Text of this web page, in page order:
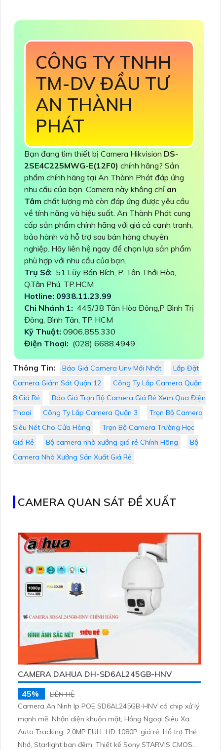
CÔNG TY TNHH
TM-DV ĐẦU TƯ
AN THÀNH
PHÁT
Bạn đang tìm thiết bị Camera Hikvision DS-
2SE4C225MWG-E(12F0) chính hãng? Sản
phẩm chính hãng tại An Thành Phát đáp ứng
nhu cầu của bạn. Camera này không chỉ an
Tâm chất lượng mà còn đáp ứng được yêu cầu
về tính năng và hiệu suất. An Thành Phát cung
cấp sản phẩm chính hãng với giá cả cạnh tranh,
bảo hành và hỗ trợ sau bán hàng chuyên
nghiệp. Hãy liên hệ ngay để chọn lựa sản phẩm
phù hợp với nhu cầu của bạn.
Trụ Sở: 51 Lũy Bán Bích, P. Tân Thới Hòa,
Q.Tân Phú, TP.HCM
Hotline: 0938.11.23.99
Chi Nhánh 1: 445/38 Tân Hòa Đông,P Bình Trị
Đông, Bình Tân, TP HCM
Kỹ Thuật: 0906.855.330
Điện Thoại: (028) 6688.4949
Thông Tin: Báo Giá Camera Unv Mới Nhất
Lắp Đặt
Camera Giám Sát Quận 12
Công Ty Lắp Camera Quận
8 Giá Rẻ
Báo Giá Trọn Bộ Camera Giá Rẻ Xem Qua Điện
Thoại
Công Ty Lắp Camera Quận 3
Trọn Bộ Camera
Siêu Nét Cho Cửa Hàng
Trọn Bộ Camera Trường Học
Giá Rẻ
Bộ camera nhà xưởng giá rẻ Chính Hãng
Bộ
Camera Nhà Xưởng Sản Xuất Giá Rẻ
CAMERA QUAN SÁT ĐỀ XUẤT
CAMERA DAHUA DH-SD6AL245GB-HNV
45%
LIÊN HỆ
Camera An Ninh Ip POE SD6AL245GB-HNV có chip xử lý
mạnh mẽ, Nhận diện khuôn mặt, Hồng Ngoại Siêu Xa
Auto Tracking, 2.0MP FULL HD 1080P, giá rẻ. Hổ trợ Thẻ
Nhớ, Starlight ban đêm. Thiết kế Sony STARVIS CMOS